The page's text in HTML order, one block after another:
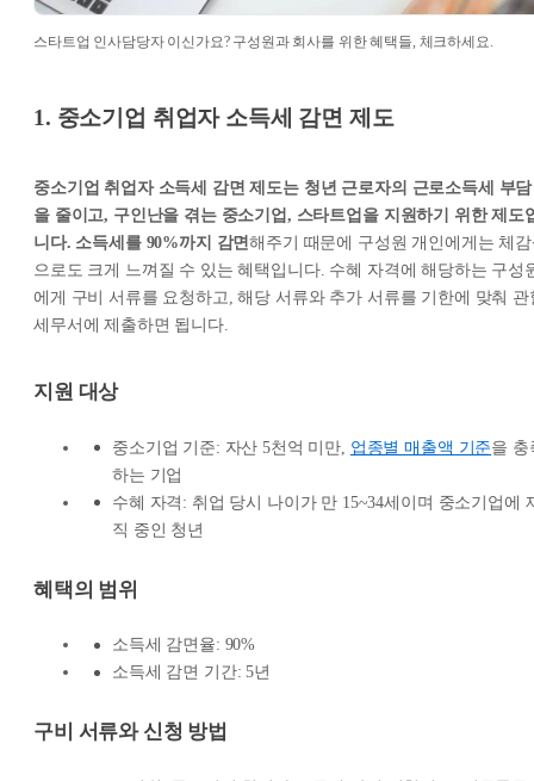
스타트업 인사담당자 이신가요? 구성원과 회사를 위한 혜택들, 체크하세요.
1. 중소기업 취업자 소득세 감면 제도
중소기업 취업자 소득세 감면 제도는 청년 근로자의 근로소득세 부담
을 줄이고, 구인난을 겪는 중소기업, 스타트업을 지원하기 위한 제도
니다. 소득세를 90%까지 감면해주기 때문에 구성원 개인에게는 체
으로도 크게 느껴질 수 있는 혜택입니다. 수혜 자격에 해당하는 구성
에게 구비 서류를 요청하고, 해당 서류와 추가 서류를 기한에 맞춰 관
세무서에 제출하면 됩니다.
지원 대상
중소기업 기준: 자산 5천억 미만, 업종별 매출액 기준을 충
하는 기업
수혜 자격: 취업 당시 나이가 만 15~34세이며 중소기업에
직 중인 청년
혜택의 범위
소득세 감면율: 90%
소득세 감면 기간: 5년
구비 서류와 신청 방법